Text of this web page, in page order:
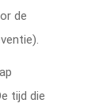
de
tijd die